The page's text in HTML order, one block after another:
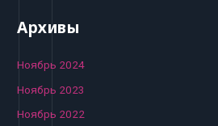
Архивы
Ноябрь 2024
Ноябрь 2023
Ноябрь 2022